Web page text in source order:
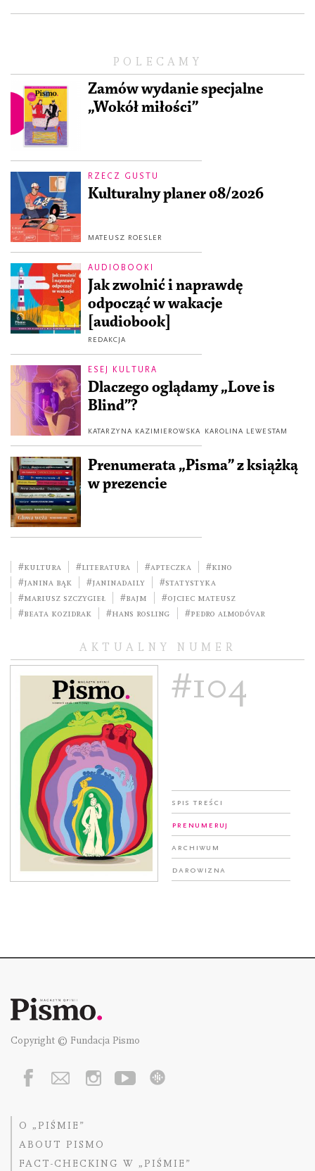
POLECAMY
Zamów wydanie specjalne
„Wokół miłości”
RZECZ GUSTU
Kulturalny planer 08/2026
MATEUSZ ROESLER
AUDIOBOOKI
Jak zwolnić i naprawdę
odpocząć w wakacje
[audiobook]
REDAKCJA
ESEJ KULTURA
Dlaczego oglądamy „Love is
Blind”?
KATARZYNA KAZIMIEROWSKA KAROLINA LEWESTAM
Prenumerata „Pisma” z książką
w prezencie
#kultura #literatura #Apteczka
#kino
#Janina Bąk
#JaninaDaily
#statystyka
#Mariusz Szczygieł
#Bajm
#Ojciec Mateusz
#Beata Kozidrak
#Hans Rosling #Pedro Almodóvar
AKTUALNY NUMER
#104
Spis treści
Prenumeruj
Archiwum
Darowizna
Copyright © Fundacja Pismo
O „PIŚMIE”
ABOUT PISMO
FACT-CHECKING W „PIŚMIE”